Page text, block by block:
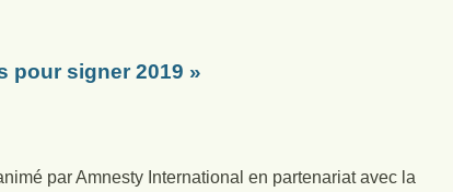
pour signer 2019 »
par Amnesty International en partenariat avec la